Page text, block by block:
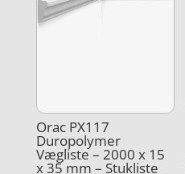
Orac PX117
Duropolymer
Vægliste – 2000 x 15
x 35 mm – Stukliste